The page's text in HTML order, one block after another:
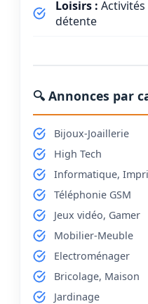
Loisirs :
détente
🔍 Annonces par
Bijoux-Joaillerie
High Tech
Informatique,
Téléphonie GSM
Jeux vidéo, Gamer
Mobilier-Meuble
Electroménager
Bricolage, Maison
Jardinage